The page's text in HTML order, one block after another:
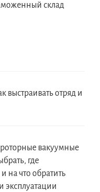
склад
выстраивать отряд и
вакуумные
где
на что обратить
эксплуатации